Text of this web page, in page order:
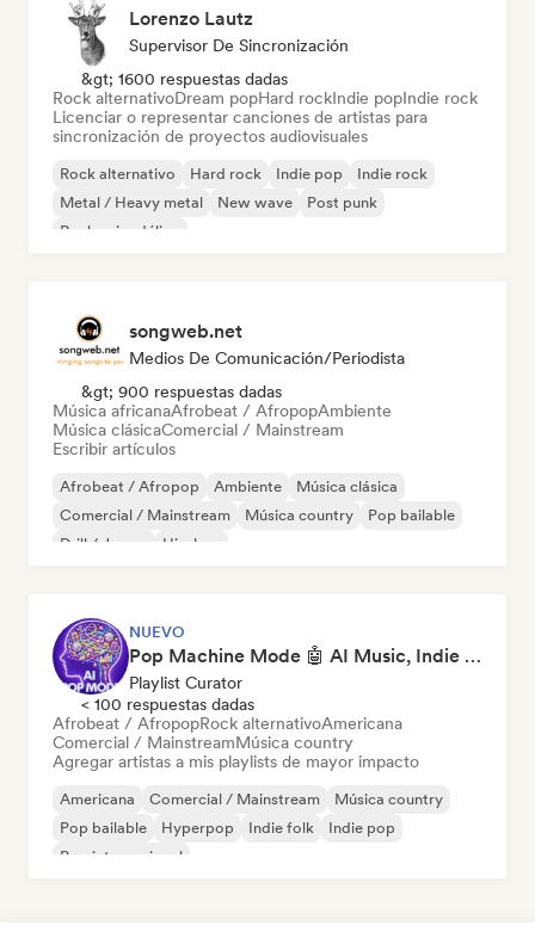
Lorenzo Lautz
Supervisor De Sincronización
&gt; 1600 respuestas dadas
Rock alternativoDream popHard rockIndie popIndie rock
Licenciar o representar canciones de artistas para
sincronización de proyectos audiovisuales
Rock alternativo Hard rock Indie pop
Indie rock
Metal / Heavy metal
New wave
Post punk
Rock psicodélico
songweb.net
Medios De Comunicación/Periodista
&gt; 900 respuestas dadas
Música africanaAfrobeat / AfropopAmbiente
Música clásicaComercial / Mainstream
Escribir artículos
Afrobeat / Afropop Ambiente
Música clásica
Comercial / Mainstream
Música country
Pop bailable
Drill / Jersey
Hip-hop
NUEVO
Pop Machine Mode 🤖 AI Music, Indie Pop & Dream Pop
Playlist Curator
< 100 respuestas dadas
Afrobeat / AfropopRock alternativoAmericana
Comercial / MainstreamMúsica country
Agregar artistas a mis playlists de mayor impacto
Americana Comercial / Mainstream
Música country
Pop bailable
Hyperpop Indie folk
Indie pop
Pop internacional